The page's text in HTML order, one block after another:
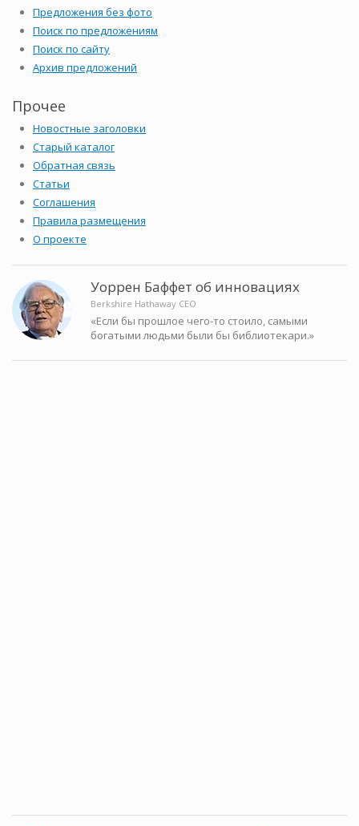
Предложения без фото
Поиск по предложениям
Поиск по сайту
Архив предложений
Прочее
Новостные заголовки
Старый каталог
Обратная связь
Статьи
Соглашения
Правила размещения
О проекте
Уоррен Баффет об инновациях
Berkshire Hathaway CEO
«Если бы прошлое чего-то стоило, самыми
богатыми людьми были бы библиотекари.»